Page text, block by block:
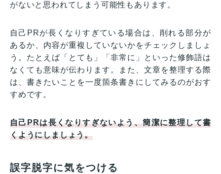
がないと思われてしまう可能性もあります。
自己PRが長くなりすぎている場合は、削れる部分が
あるか、内容が重複していないかをチェックしましょ
う。たとえば「とても」「非常に」といった修飾語は
なくても意味が伝わります。また、文章を整理する際
は、書きたいことを一度箇条書きにしてみるのがおす
すめです。
自己PRは長くなりすぎないよう、簡潔に整理して書
くようにしましょう。
誤字脱字に気をつける